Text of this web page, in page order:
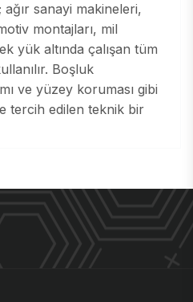
sanayi makineleri,
montajları, mil
yük altında çalışan tüm
Boşluk
ve yüzey koruması gibi
tercih edilen teknik bir